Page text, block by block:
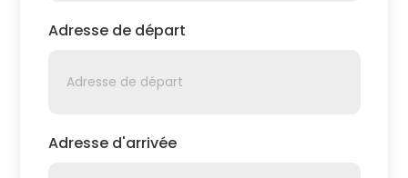
Adresse de départ
Adresse d'arrivée